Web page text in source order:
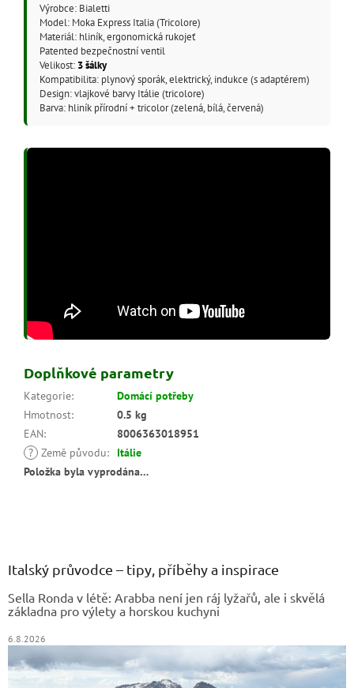
Výrobce: Bialetti
Model: Moka Express Italia (Tricolore)
Materiál: hliník, ergonomická rukojeť
Patented bezpečnostní ventil
Velikost: 3 šálky
Kompatibilita: plynový sporák, elektrický, indukce (s adaptérem)
Design: vlajkové barvy Itálie (tricolore)
Barva: hliník přírodní + tricolor (zelená, bílá, červená)
Doplňkové parametry
Kategorie:
Domácí potřeby
Hmotnost:
0.5 kg
EAN:
8006363018951
? Země původu:
Itálie
Položka byla vyprodána…
Italský průvodce – tipy, příběhy a inspirace
Sella Ronda v létě: Arabba není jen ráj lyžařů, ale i skvělá
základna pro výlety a horskou kuchyni
6.8.2026